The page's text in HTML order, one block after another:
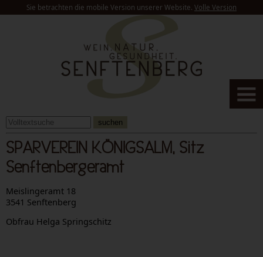
Sie betrachten die mobile Version unserer Website. Volle Version
suchen
SPARVEREIN KÖNIGSALM, Sitz
Senftenbergeramt
Meislingeramt 18
3541 Senftenberg
Obfrau Helga Springschitz